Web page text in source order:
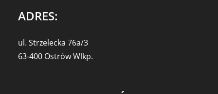
ADRES:
ul. Strzelecka 76a/3
63-400 Ostrów Wlkp.